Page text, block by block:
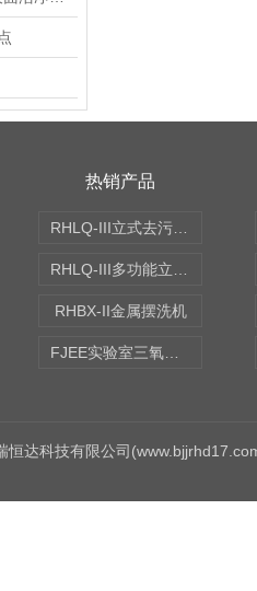
热销产品
RHBX-II金属摆洗机
达科技有限公司